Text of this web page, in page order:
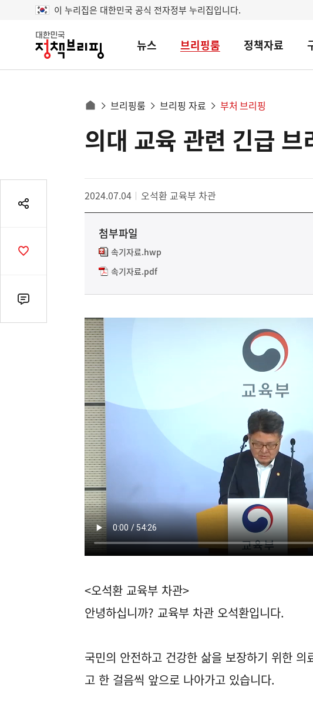
이 누리집은 대한민국 공식 전자정부 누리집입니다.
대
민
뉴스 브리핑룸 정책자료
동
경
로
으
로
브리핑룸 브리핑 자료 부처 브리핑
영
역공
기
공
댓
글
의대 교육 관련 긴급 브
2024.07.04 오석환 교육부 차관
첨부파일
속기자료.hwp
속기자료.pdf
<오석환 교육부 차관>
안녕하십니까? 교육부 차관 오석환입니다.
국민의 안전하고 건강한 삶을 보장하기 위한
고 한 걸음씩 앞으로 나아가고 있습니다.